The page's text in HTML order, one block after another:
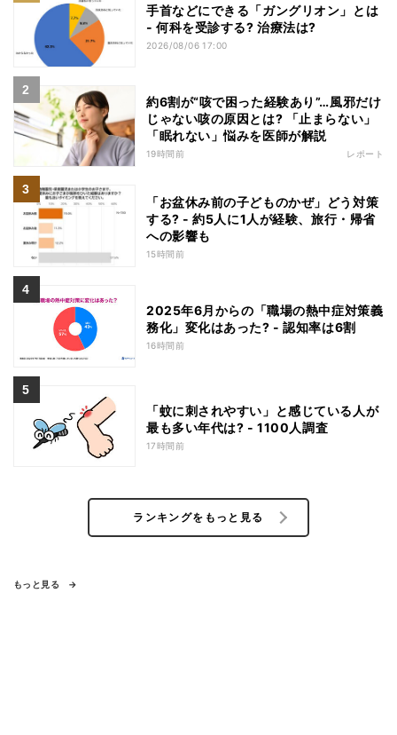
手首などにできる「ガングリオン」とは
- 何科を受診する? 治療法は?
2026/08/06 17:00
約6割が“咳で困った経験あり”…風邪だけ
じゃない咳の原因とは? 「止まらない」
「眠れない」悩みを医師が解説
19時間前 レポート
「お盆休み前の子どものかぜ」どう対策
する? - 約5人に1人が経験、旅行・帰省
への影響も
15時間前
2025年6月からの「職場の熱中症対策義
務化」変化はあった? - 認知率は6割
16時間前
「蚊に刺されやすい」と感じている人が
最も多い年代は? - 1100人調査
17時間前
ランキングをもっと見る
もっと見る